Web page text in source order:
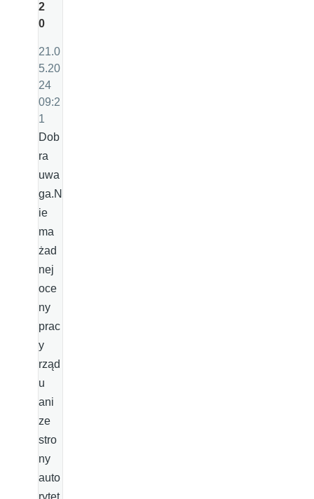
2
0
21.0
5.20
24
09:2
1
Dob
ra
uwa
ga.N
ie
ma
żad
nej
oce
ny
prac
y
rząd
u
ani
ze
stro
ny
auto